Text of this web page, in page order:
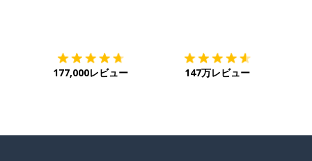
177,000レビュー 147万レビュー